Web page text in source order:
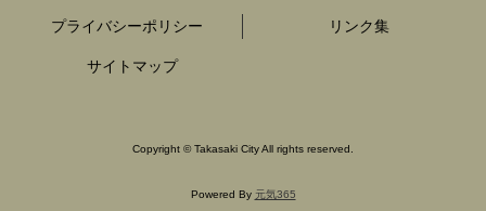
プライバシーポリシー リンク集
サイトマップ
Copyright ©Takasaki City All rights reserved.
Powered By 元気365